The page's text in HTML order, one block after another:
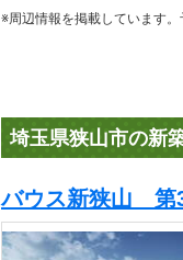
※周辺情報を掲載しています。
埼玉県狭山市の新
バウス新狭山 第